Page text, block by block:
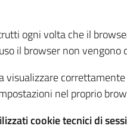
ogni volta che il
il browser non
visualizzare
nel proprio
cookie tecnici di